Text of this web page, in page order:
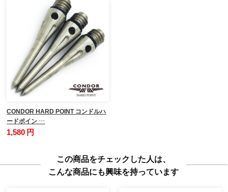
CONDOR HARD POINT コンドルハ
ードポイン …
1,580 円
この商品をチェックした人は、
こんな商品にも興味を持っています